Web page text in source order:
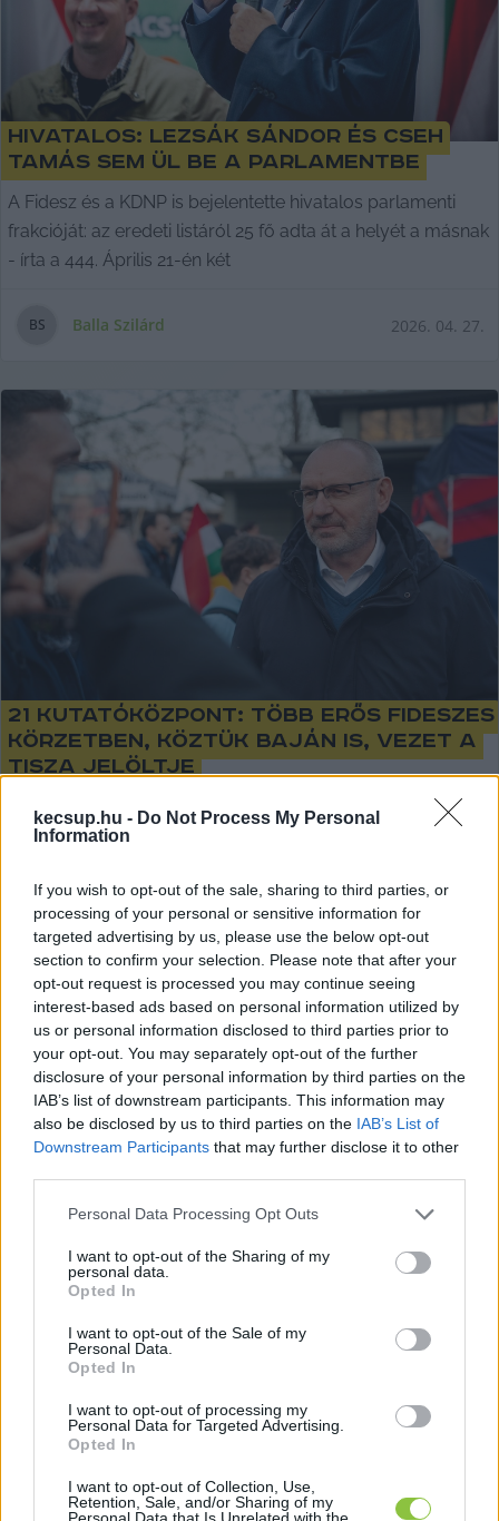
kecsup.hu - Do Not Process My Personal
Information
If you wish to opt-out of the sale, sharing to third parties, or
processing of your personal or sensitive information for
targeted advertising by us, please use the below opt-out
section to confirm your selection. Please note that after your
opt-out request is processed you may continue seeing
interest-based ads based on personal information utilized by
us or personal information disclosed to third parties prior to
your opt-out. You may separately opt-out of the further
disclosure of your personal information by third parties on the
IAB’s list of downstream participants. This information may
also be disclosed by us to third parties on the IAB’s List of
Downstream Participants that may further disclose it to other
Please note that this website/app uses one or more Google
not limited to your visit or usage behaviour. You may click to
grant or deny consent to Google and its third-party tags to
use your data for below specified purposes in below Google
consent section.
Personal Data Processing Opt Outs
I want to opt-out of the Sharing of my
personal data.
Opted In
I want to opt-out of the Sale of my
Personal Data.
Opted In
I want to opt-out of processing my
Personal Data for Targeted Advertising.
Opted In
I want to opt-out of Collection, Use,
Retention, Sale, and/or Sharing of my
Personal Data that Is Unrelated with the
Hivatalos: Lezsák Sándor és Cseh
Tamás sem ül be a parlamentbe
A Fidesz és a KDNP is bejelentette hivatalos parlamenti
frakcióját: az eredeti listáról 25 fő adta át a helyét a másnak
- írta a 444. Április 21-én két
BS Balla Szilárd 2026. 04. 27.
21 Kutatóközpont: több erős fideszes
körzetben, köztük Baján is, vezet a
Tisza jelöltje
Baján, Székesfehérváron és Miskolcon is bajban lehet a
kormánypárt a 21 Kutatóközpont felmérése szerint.
L Lapszemle 2026. 03. 30.
Kecskemét polgármestere is fent
van az aHang szégyenlistáján
honlapján, ahol a NER 2010-től napjainkig terjedő
időszakának fontos szereplőit vonultatják fel egy
Lapszemle 2025. 10. 31.